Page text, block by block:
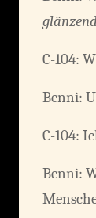
C-104:
Benni:
C-104:
Benni: